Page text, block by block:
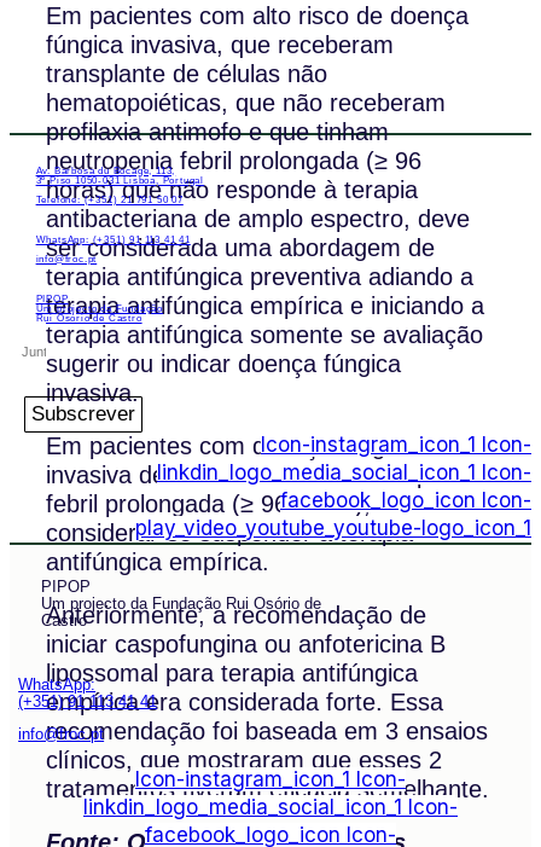
Em pacientes com alto risco de doença
fúngica invasiva, que receberam
transplante de células não
hematopoiéticas, que não receberam
profilaxia antimofo e que tinham
neutropenia febril prolongada (≥ 96
horas) que não responde à terapia
antibacteriana de amplo espectro, deve
ser considerada uma abordagem de
terapia antifúngica preventiva adiando a
terapia antifúngica empírica e iniciando a
terapia antifúngica somente se avaliação
sugerir ou indicar doença fúngica
invasiva.
Em pacientes com doença fúngica
invasiva de baixo risco com neutropenia
febril prolongada (≥ 96 horas), deve
considerar-se suspender a terapia
antifúngica empírica.
Anteriormente, a recomendação de
iniciar caspofungina ou anfotericina B
lipossomal para terapia antifúngica
empírica era considerada forte. Essa
recomendação foi baseada em 3 ensaios
clínicos, que mostraram que esses 2
tratamentos tiveram eficácia semelhante.
Av. Barbosa du Bocage, 113,
3º Piso 1050-031 Lisboa, Portugal
Telefone: (+351) 21 791 50 07
WhatsApp: (+351) 91 113 41 41
info@froc.pt
PIPOP
Um projecto da Fundação
Rui Osório de Castro
Subscrever
Icon-instagram_icon_1 Icon-
linkdin_logo_media_social_icon_1 Icon-
facebook_logo_icon Icon-
play_video_youtube_youtube-logo_icon_1
PIPOP
Um projecto da Fundação Rui Osório de
Castro
WhatsApp:
(+351) 91 113 41 41
info@froc.pt
Icon-instagram_icon_1 Icon-
linkdin_logo_media_social_icon_1 Icon-
facebook_logo_icon Icon-